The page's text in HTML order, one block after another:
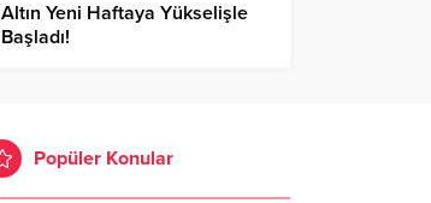
Altın Yeni Haftaya Yükselişle
Başladı!
Popüler Konular